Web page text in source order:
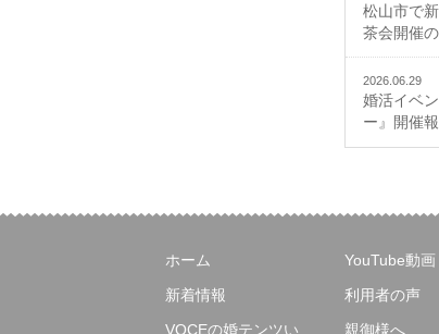
松山市で
茶会開催
2026.06.29
婚活イベ
ー』開催
ホーム
新着情報
VOCEの婚テンツい
YouTube動画
利用者の声
親御様へ